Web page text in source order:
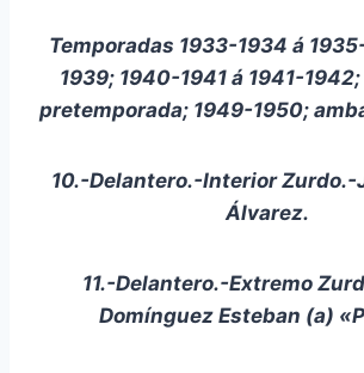
Temporadas 1933-1934 á
1939; 1940-1941 á 1941-
pretemporada; 1949-1950;
10.-Delantero.-Interior Zurdo.-
Álvarez.
11.-Delantero.-Extremo
Domínguez Esteban (a)